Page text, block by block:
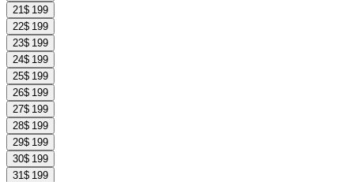
21$ 199
22$ 199
23$ 199
24$ 199
25$ 199
26$ 199
27$ 199
28$ 199
29$ 199
30$ 199
31$ 199